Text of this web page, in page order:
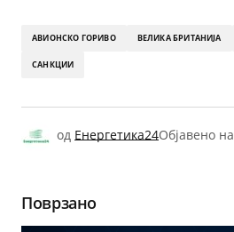
АВИОНСКО ГОРИВО ВЕЛИКА БРИТАНИЈА
САНКЦИИ
од Енергетика24Објавено на
Поврзано